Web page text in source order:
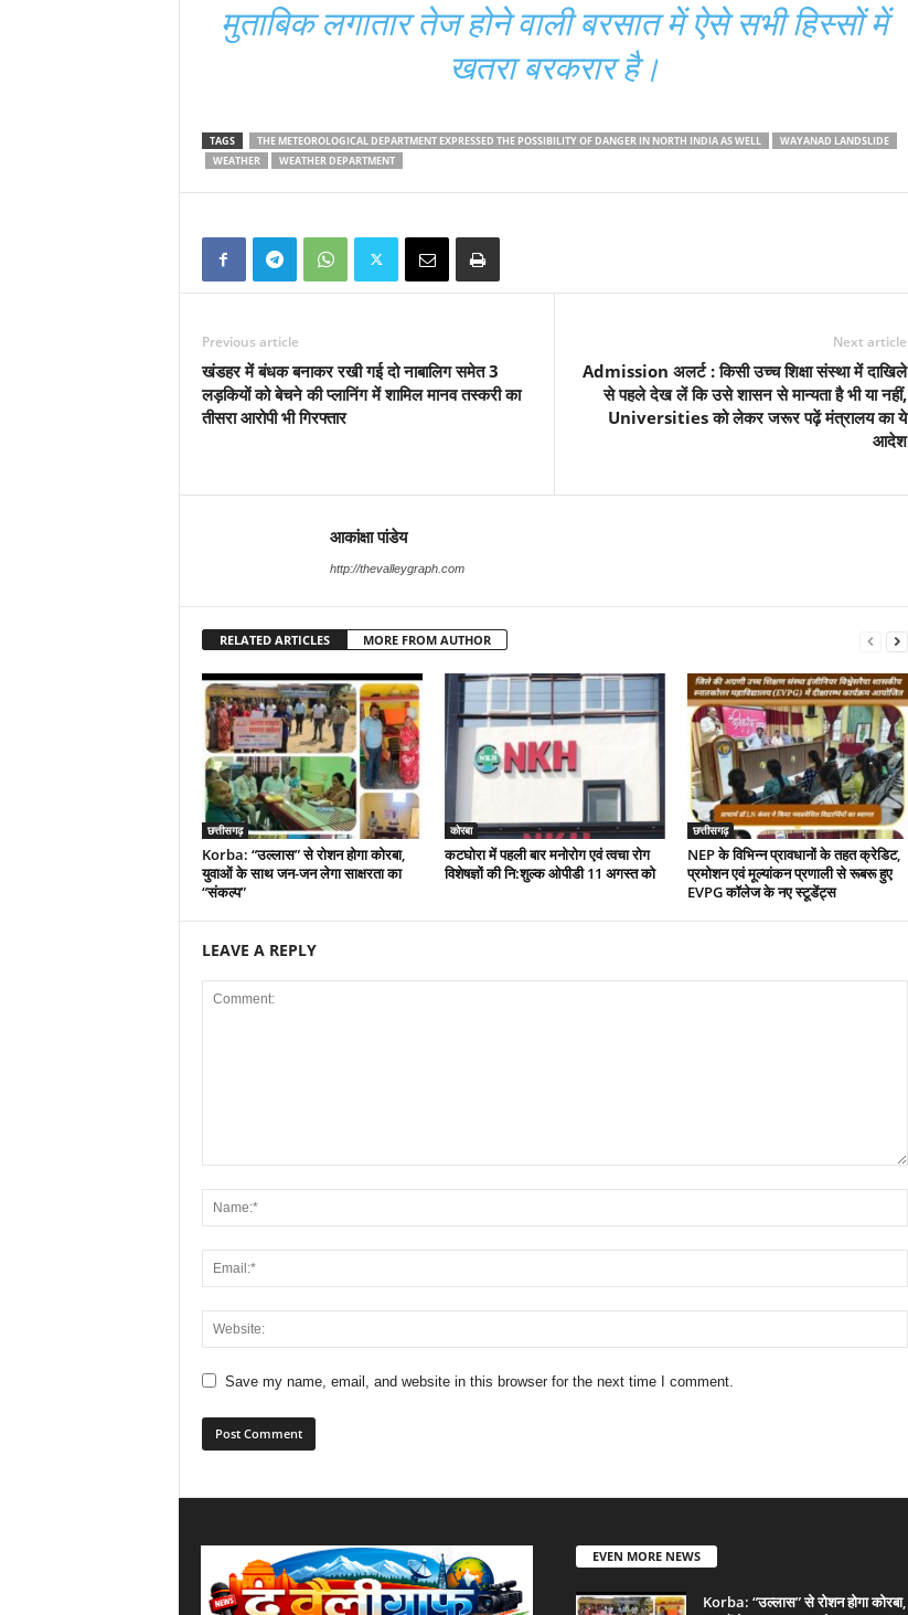
मुताबिक लगातार तेज होने वाली बरसात में ऐसे सभी हिस्सों में
खतरा बरकरार है।
TAGS THE METEOROLOGICAL DEPARTMENT EXPRESSED THE POSSIBILITY OF DANGER IN NORTH INDIA AS WELL
WAYANAD LANDSLIDE
WEATHER
WEATHER DEPARTMENT
Previous article
खंडहर में बंधक बनाकर रखी गई दो नाबालिग समेत 3
लड़कियों को बेचने की प्लानिंग में शामिल मानव तस्करी का
तीसरा आरोपी भी गिरफ्तार
Next article
Admission अलर्ट : किसी उच्च शिक्षा संस्था में दाखिले
से पहले देख लें कि उसे शासन से मान्यता है भी या नहीं,
Universities को लेकर जरूर पढ़ें मंत्रालय का ये
आदेश
आकांक्षा पांडेय
http://thevalleygraph.com
RELATED ARTICLES MORE FROM AUTHOR
छत्तीसगढ़
Korba: “उल्लास” से रोशन होगा कोरबा,
युवाओं के साथ जन-जन लेगा साक्षरता का
“संकल्प”
कोरबा
कटघोरा में पहली बार मनोरोग एवं त्वचा रोग
विशेषज्ञों की नि:शुल्क ओपीडी 11 अगस्त को
छत्तीसगढ़
NEP के विभिन्न प्रावधानों के तहत क्रेडिट,
प्रमोशन एवं मूल्यांकन प्रणाली से रूबरू हुए
EVPG कॉलेज के नए स्टूडेंट्स
LEAVE A REPLY
Save my name, email, and website in this browser for the next time I comment.
EVEN MORE NEWS
Korba: “उल्लास” से रोशन होगा कोरबा,